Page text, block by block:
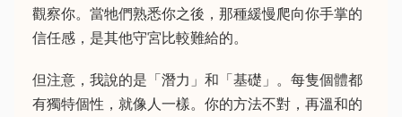
觀察你。當牠們熟悉你之後，那種緩慢爬向你手掌的
信任感，是其他守宮比較難給的。
但注意，我說的是「潛力」和「基礎」。每隻個體都
有獨特個性，就像人一樣。你的方法不對，再溫和的